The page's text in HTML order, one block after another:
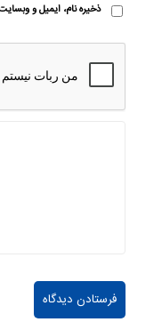
ذخیره نام، ایمیل و